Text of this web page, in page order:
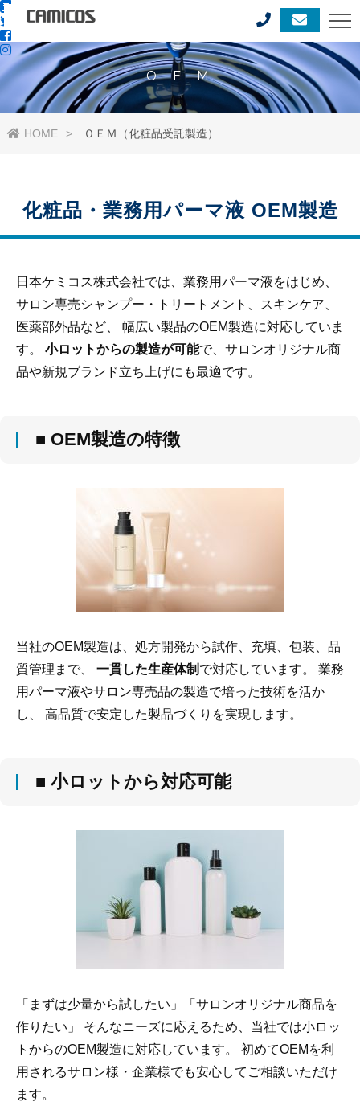
O E M
HOME ＯＥＭ（化粧品受託製造）
化粧品・業務用パーマ液 OEM製造
日本ケミコス株式会社では、業務用パーマ液をはじめ、
サロン専売シャンプー・トリートメント、スキンケア、
医薬部外品など、 幅広い製品のOEM製造に対応していま
す。 小ロットからの製造が可能で、サロンオリジナル商
品や新規ブランド立ち上げにも最適です。
■ OEM製造の特徴
当社のOEM製造は、処方開発から試作、充填、包装、品
質管理まで、 一貫した生産体制 で対応しています。 業務
用パーマ液やサロン専売品の製造で培った技術を活か
し、 高品質で安定した製品づくりを実現します。
■ 小ロットから対応可能
「まずは少量から試したい」「サロンオリジナル商品を
作りたい」 そんなニーズに応えるため、当社では小ロッ
トからのOEM製造に対応しています。 初めてOEMを利
用されるサロン様・企業様でも安心してご相談いただけ
ます。